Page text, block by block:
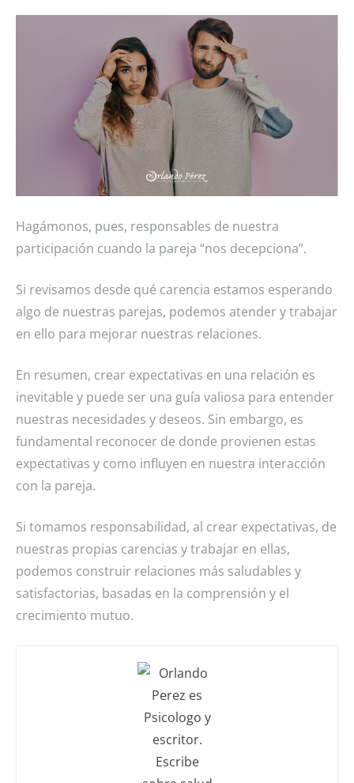
Hagámonos, pues, responsables de nuestra
participación cuando la pareja “nos decepciona”.
Si revisamos desde qué carencia estamos esperando
algo de nuestras parejas, podemos atender y trabajar
en ello para mejorar nuestras relaciones.
En resumen, crear expectativas en una relación es
inevitable y puede ser una guía valiosa para entender
nuestras necesidades y deseos. Sin embargo, es
fundamental reconocer de donde provienen estas
expectativas y como influyen en nuestra interacción
con la pareja.
Si tomamos responsabilidad, al crear expectativas, de
nuestras propias carencias y trabajar en ellas,
podemos construir relaciones más saludables y
satisfactorias, basadas en la comprensión y el
crecimiento mutuo.